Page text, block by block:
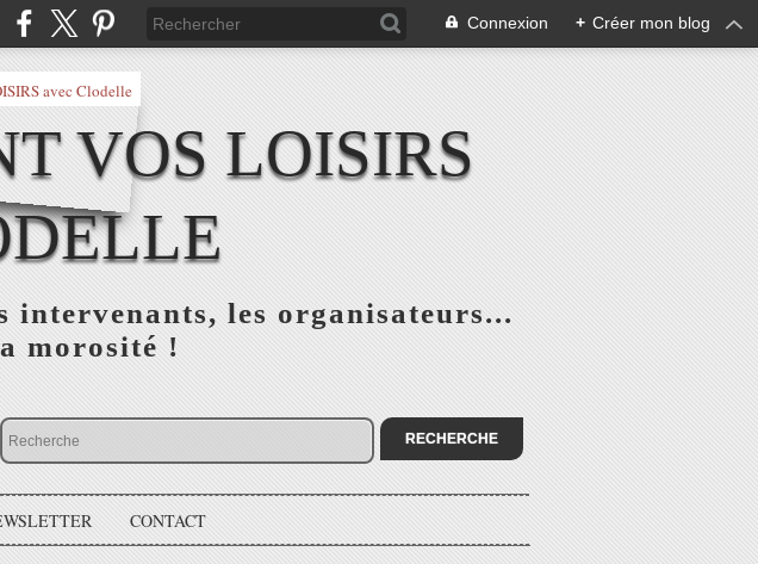
Connexion + Créer mon blog
VOS LOISIRS
intervenants, les organisateurs...
morosité !
CONTACT